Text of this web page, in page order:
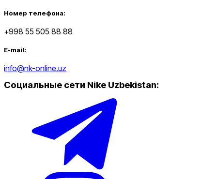
Номер телефона:
+998 55 505 88 88
E-mail:
info@nk-online.uz
Социальные сети Nike Uzbekistan: